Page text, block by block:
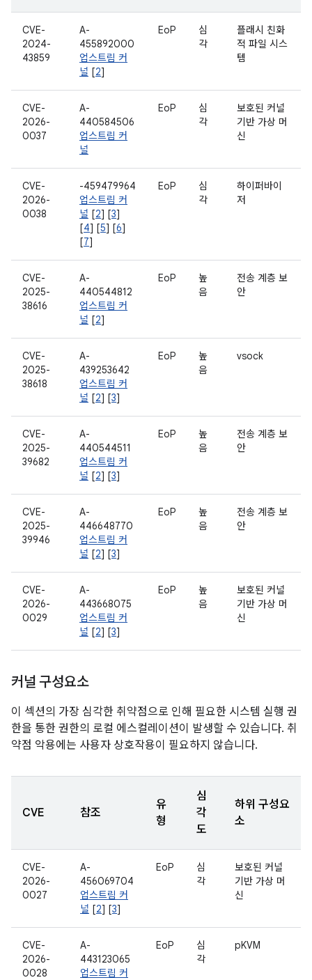
CVE-
2024-
43859
A-
455892000
업스트림 커
널 [2]
EoP
심
각
플래시 친화
적 파일 시스
템
CVE-
2026-
0037
A-
440584506
업스트림 커
널
EoP
심
각
보호된 커널
기반 가상 머
신
CVE-
2026-
0038
-459479964
업스트림 커
널 [2] [3]
[4] [5] [6]
[7]
EoP
심
각
하이퍼바이
저
CVE-
2025-
38616
A-
440544812
업스트림 커
널 [2]
EoP
높
음
전송 계층 보
안
CVE-
2025-
38618
A-
439253642
업스트림 커
널 [2] [3]
EoP
높
음
vsock
CVE-
2025-
39682
A-
440544511
업스트림 커
널 [2] [3]
EoP
높
음
전송 계층 보
안
CVE-
2025-
39946
A-
446648770
업스트림 커
널 [2] [3]
EoP
높
음
전송 계층 보
안
CVE-
2026-
0029
A-
443668075
업스트림 커
널 [2] [3]
EoP
높
음
보호된 커널
기반 가상 머
신
커널 구성요소
이 섹션의 가장 심각한 취약점으로 인해 필요한 시스템 실행 권
한을 통한 권한의 로컬 에스컬레이션이 발생할 수 있습니다. 취
약점 악용에는 사용자 상호작용이 필요하지 않습니다.
CVE 참조
유
형
심
각
도
하위 구성요
소
CVE-
2026-
0027
A-
456069704
업스트림 커
널 [2] [3]
EoP
심
각
보호된 커널
기반 가상 머
신
CVE-
2026-
0028
A-
443123065
업스트림 커
EoP
심
각
pKVM